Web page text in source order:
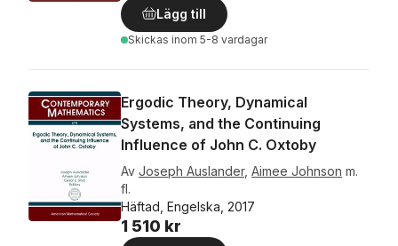
Lägg till
Skickas inom 5-8 vardagar
Ergodic Theory, Dynamical
Systems, and the Continuing
Influence of John C. Oxtoby
Av Joseph Auslander, Aimee Johnson m.
fl.
Häftad, Engelska, 2017
1 510 kr